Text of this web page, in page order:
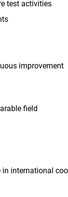
test activities
improvement
field
international